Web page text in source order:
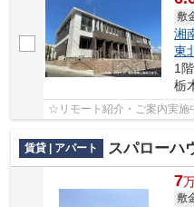
敷
湘
東
1
栃
☆リモート紹介・ご案内実施
賃貸 | アパート スパローハ
7
敷